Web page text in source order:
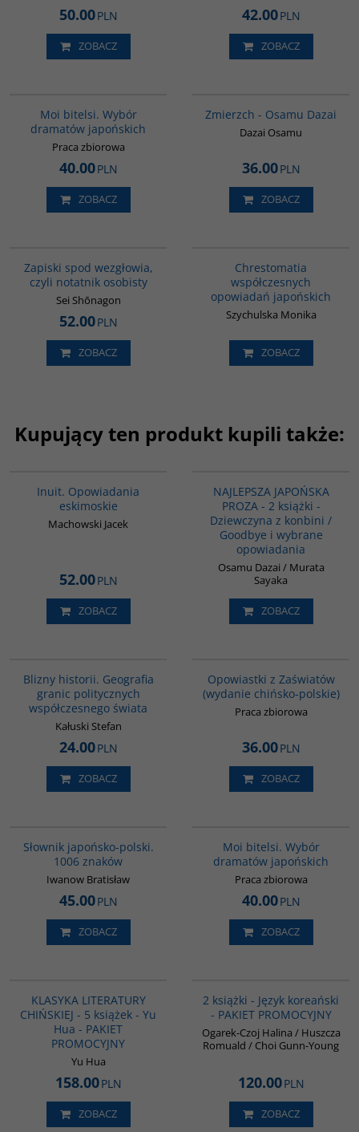
50.00PLN
ZOBACZ
42.00PLN
ZOBACZ
Moi bitelsi. Wybór
dramatów japońskich
Praca zbiorowa
40.00PLN
ZOBACZ
Zmierzch - Osamu Dazai
Dazai Osamu
36.00PLN
ZOBACZ
Zapiski spod wezgłowia,
czyli notatnik osobisty
Sei Shōnagon
52.00PLN
ZOBACZ
Chrestomatia
współczesnych
opowiadań japońskich
Szychulska Monika
ZOBACZ
Kupujący ten produkt kupili także:
Inuit. Opowiadania
eskimoskie
Machowski Jacek
52.00PLN
ZOBACZ
NAJLEPSZA JAPOŃSKA
PROZA - 2 książki -
Dziewczyna z konbini /
Goodbye i wybrane
opowiadania
Osamu Dazai / Murata
Sayaka
ZOBACZ
Blizny historii. Geografia
granic politycznych
współczesnego świata
Kałuski Stefan
24.00PLN
ZOBACZ
Opowiastki z Zaświatów
(wydanie chińsko-polskie)
Praca zbiorowa
36.00PLN
ZOBACZ
Słownik japońsko-polski.
1006 znaków
Iwanow Bratisław
45.00PLN
ZOBACZ
Moi bitelsi. Wybór
dramatów japońskich
Praca zbiorowa
40.00PLN
ZOBACZ
KLASYKA LITERATURY
CHIŃSKIEJ - 5 książek - Yu
Hua - PAKIET
PROMOCYJNY
Yu Hua
158.00PLN
ZOBACZ
2 książki - Język koreański
- PAKIET PROMOCYJNY
Ogarek-Czoj Halina / Huszcza
Romuald / Choi Gunn-Young
120.00PLN
ZOBACZ